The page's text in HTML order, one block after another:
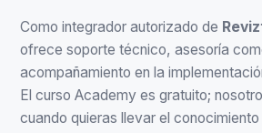
Como integrador autorizado de
ofrece soporte técnico, asesoría
acompañamiento en la
El curso Academy es gratuito;
cuando quieras llevar el